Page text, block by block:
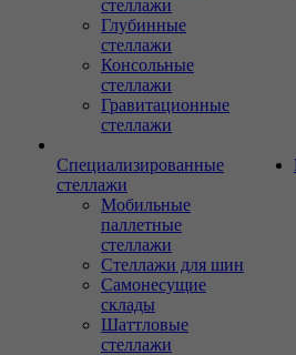
стеллажи
Глубинные
стеллажи
Консольные
стеллажи
Гравитационные
стеллажи
Специализированные
стеллажи
Мобильные
паллетные
стеллажи
Стеллажи для шин
Самонесущие
склады
Шаттловые
стеллажи